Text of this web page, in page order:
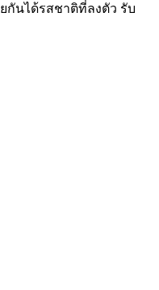
กันได้รสชาติที่ลงตัว รับ